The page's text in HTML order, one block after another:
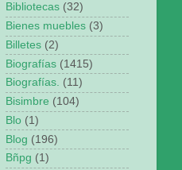
Bibliotecas (32)
Bienes muebles (3)
Billetes (2)
Biografías (1415)
Biografías. (11)
Bisimbre (104)
Blo (1)
Blog (196)
Bñpg (1)